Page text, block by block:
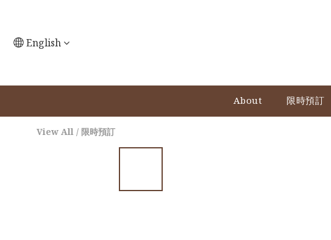
English
About 限時預訂
View All / 限時預訂